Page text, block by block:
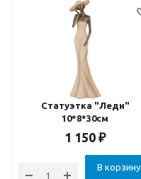
Статуэтка "Леди"
10*8*30см
1 150 ₽
В корзину